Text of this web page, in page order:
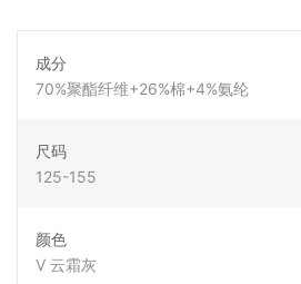
成分
70%聚酯纤维+26%棉+4%氨纶
尺码
125-155
颜色
V 云霜灰